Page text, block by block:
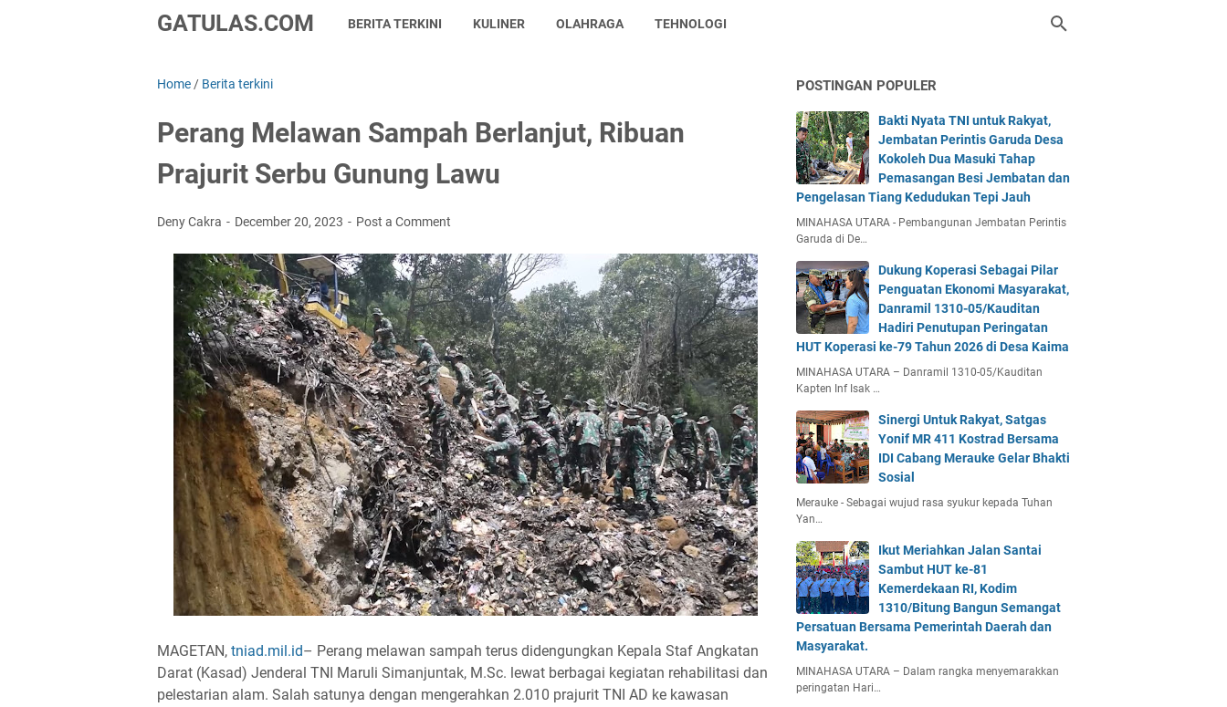
GATULAS.COM BERITA TERKINI KULINER OLAHRAGA TEHNOLOGI
Home / Berita terkini
Perang Melawan Sampah Berlanjut, Ribuan
Prajurit Serbu Gunung Lawu
Deny Cakra December 20, 2023 Post a Comment
MAGETAN, tniad.mil.id– Perang melawan sampah terus didengungkan Kepala Staf Angkatan
Darat (Kasad) Jenderal TNI Maruli Simanjuntak, M.Sc. lewat berbagai kegiatan rehabilitasi dan
pelestarian alam. Salah satunya dengan mengerahkan 2.010 prajurit TNI AD ke kawasan
POSTINGAN POPULER
Bakti Nyata TNI untuk Rakyat,
Jembatan Perintis Garuda Desa
Kokoleh Dua Masuki Tahap
Pemasangan Besi Jembatan dan
Pengelasan Tiang Kedudukan Tepi Jauh
MINAHASA UTARA - Pembangunan Jembatan Perintis
Garuda di De…
Dukung Koperasi Sebagai Pilar
Penguatan Ekonomi Masyarakat,
Danramil 1310-05/Kauditan
Hadiri Penutupan Peringatan
HUT Koperasi ke-79 Tahun 2026 di Desa Kaima
MINAHASA UTARA – Danramil 1310-05/Kauditan
Kapten Inf Isak …
Sinergi Untuk Rakyat, Satgas
Yonif MR 411 Kostrad Bersama
IDI Cabang Merauke Gelar Bhakti
Sosial
Merauke - Sebagai wujud rasa syukur kepada Tuhan
Yan…
Ikut Meriahkan Jalan Santai
Sambut HUT ke-81
Kemerdekaan RI, Kodim
1310/Bitung Bangun Semangat
Persatuan Bersama Pemerintah Daerah dan
Masyarakat.
MINAHASA UTARA – Dalam rangka menyemarakkan
peringatan Hari…